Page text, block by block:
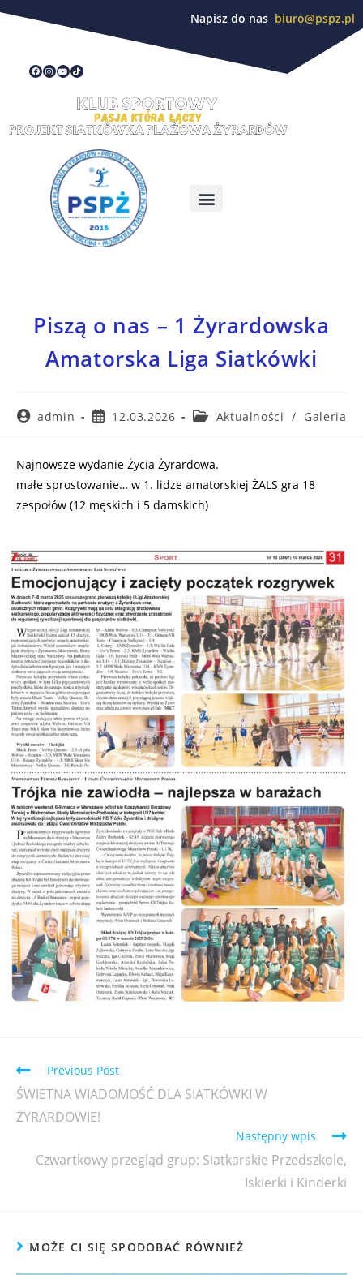
Napisz do nas biuro@pspz.pl
Piszą o nas – 1 Żyrardowska
Amatorska Liga Siatkówki
admin 12.03.2026 Aktualności / Galeria
Najnowsze wydanie Życia Żyrardowa.
małe sprostowanie… w 1. lidze amatorskiej ŻALS gra 18
zespołów (12 męskich i 5 damskich)
Previous Post
ŚWIETNA WIADOMOŚĆ DLA SIATKÓWKI W
ŻYRARDOWIE!
Następny wpis
Czwartkowy przegląd grup: Siatkarskie Przedszkole,
Iskierki i Kinderki
MOŻE CI SIĘ SPODOBAĆ RÓWNIEŻ